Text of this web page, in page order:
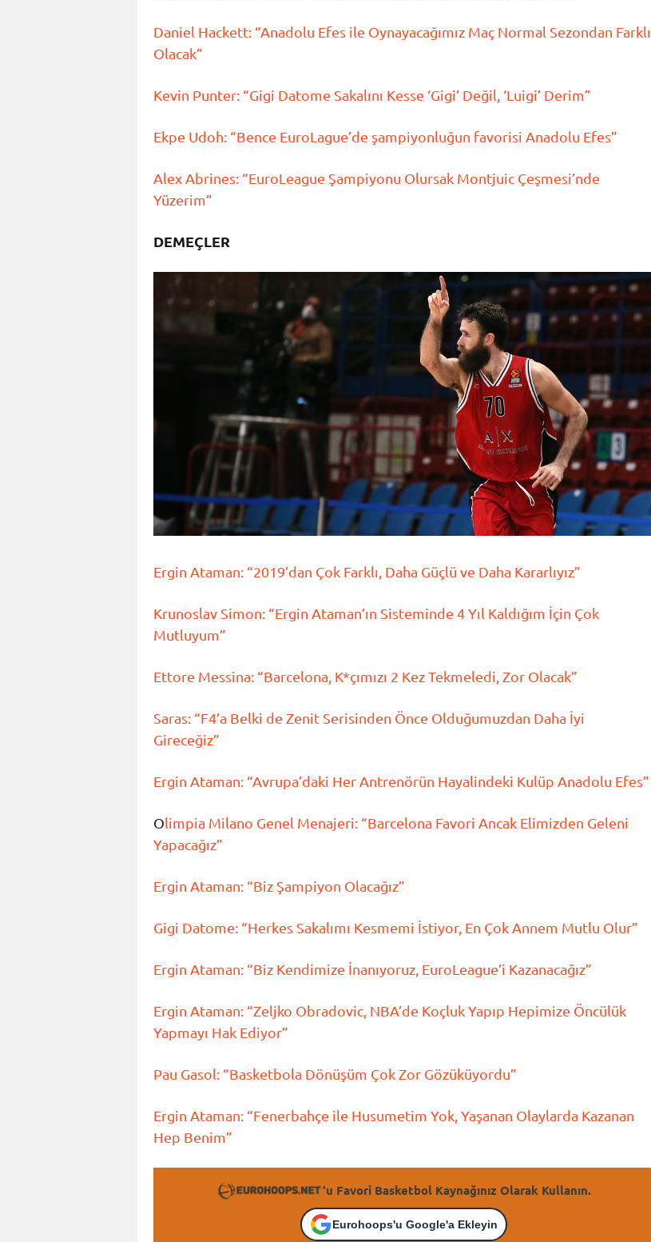
Daniel Hackett: “Anadolu Efes ile Oynayacağımız Maç Normal Sezondan Farklı
Olacak”
Kevin Punter: “Gigi Datome Sakalını Kesse ‘Gigi’ Değil, ‘Luigi’ Derim”
Ekpe Udoh: “Bence EuroLague’de şampiyonluğun favorisi Anadolu Efes”
Alex Abrines: “EuroLeague Şampiyonu Olursak Montjuic Çeşmesi’nde
Yüzerim”
DEMEÇLER
Ergin Ataman: “2019’dan Çok Farklı, Daha Güçlü ve Daha Kararlıyız”
Krunoslav Simon: “Ergin Ataman’ın Sisteminde 4 Yıl Kaldığım İçin Çok
Mutluyum”
Ettore Messina: “Barcelona, K*çımızı 2 Kez Tekmeledi, Zor Olacak”
Saras: “F4’a Belki de Zenit Serisinden Önce Olduğumuzdan Daha İyi
Gireceğiz”
Ergin Ataman: “Avrupa’daki Her Antrenörün Hayalindeki Kulüp Anadolu Efes”
Olimpia Milano Genel Menajeri: “Barcelona Favori Ancak Elimizden Geleni
Yapacağız”
Ergin Ataman: “Biz Şampiyon Olacağız”
Gigi Datome: “Herkes Sakalımı Kesmemi İstiyor, En Çok Annem Mutlu Olur”
Ergin Ataman: “Biz Kendimize İnanıyoruz, EuroLeague’i Kazanacağız”
Ergin Ataman: “Zeljko Obradovic, NBA’de Koçluk Yapıp Hepimize Öncülük
Yapmayı Hak Ediyor”
Pau Gasol: “Basketbola Dönüşüm Çok Zor Gözüküyordu”
Ergin Ataman: “Fenerbahçe ile Husumetim Yok, Yaşanan Olaylarda Kazanan
Hep Benim”
'u Favori Basketbol Kaynağınız Olarak Kullanın.
Eurohoops'u Google'a Ekleyin